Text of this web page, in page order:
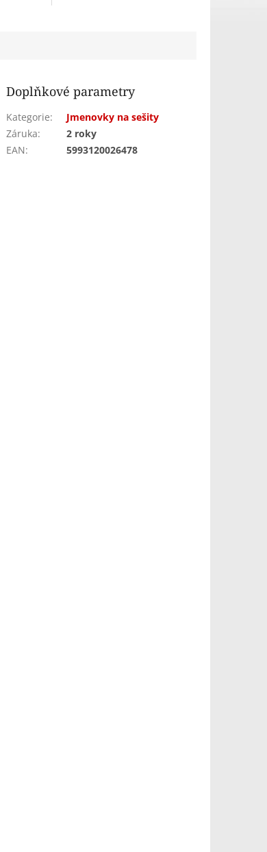
Doplňkové parametry
Kategorie:
Jmenovky na sešity
Záruka:
2 roky
EAN: 5993120026478